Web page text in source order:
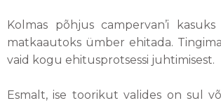
Kolmas põhjus campervan’i
matkaautoks ümber ehitada.
vaid kogu ehitusprotsessi juhtimisest.
Esmalt, ise toorikut valides on sul